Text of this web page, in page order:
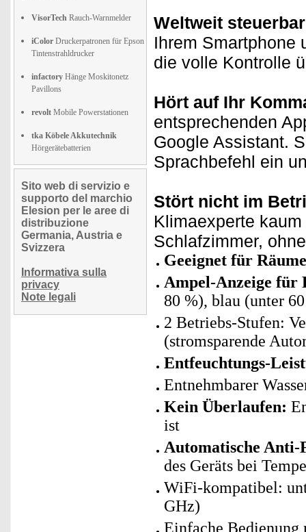
VisorTech Rauch-Warnmelder
iColor Druckerpatronen für Epson
Tintenstrahldrucker
infactory Hänge Moskitonetz
Pavillons
revolt Mobile Powerstationen
tka Köbele Akkutechnik
Hörgerätebatterien
Sito web di servizio e
supporto del marchio
Elesion per le aree di
distribuzione
Germania, Austria e
Svizzera
Informativa sulla
privacy
Note legali
Weltweit
Ihrem Smartphone
die volle Kontrolle
Hört auf Ihr
entsprechenden
Google Assistant.
Sprachbefehl ein
Stört nicht im
Klimaexperte
Schlafzimmer,
Geeignet für
Ampel-Anzeige für
80 %), blau (unter
2 Betriebs-Stufen:
(stromsparende
Entfeuchtungs-
Entnehmbarer
Kein Überlaufen:
ist
Automatische
des Geräts bei
WiFi-kompatibel:
GHz)
Einfache Bedienung